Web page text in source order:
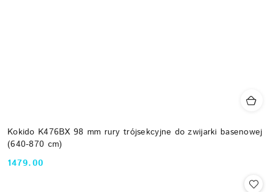
Kokido K476BX 98 mm rury trójsekcyjne do zwijarki basenowej
(640-870 cm)
Cena:
1479.00